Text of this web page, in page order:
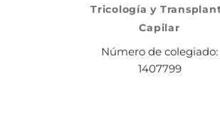
Tricología y
Capilar
Número de colegiado:
1407799